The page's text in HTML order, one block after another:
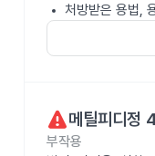
처방받은 용법,
메틸피디정
부작용